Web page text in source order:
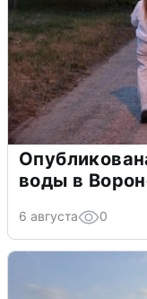
воды в
6 августа 0